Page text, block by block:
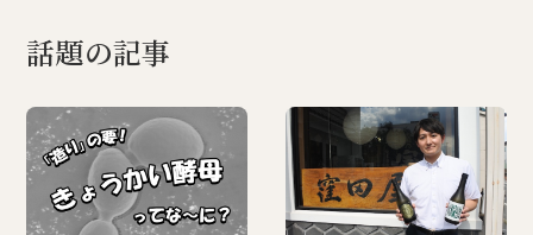
話題の記事